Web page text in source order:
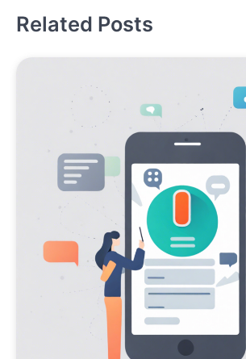
Related Posts